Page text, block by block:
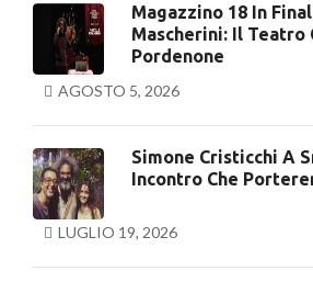
Magazzino 18 In
Mascherini: Il Teatro
Pordenone
AGOSTO 5, 2026
Simone Cristicchi A
Incontro Che
LUGLIO 19, 2026